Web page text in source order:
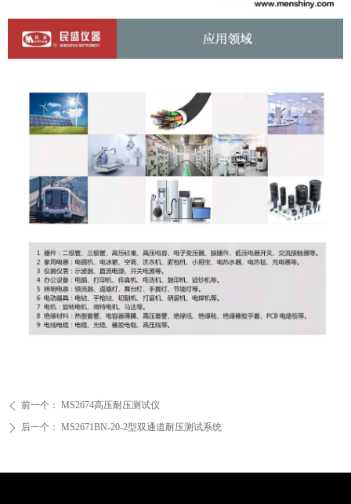
ꄴ 前一个： MS2674高压耐压测试仪
ꄲ 后一个： MS2671BN-20-2型双通道耐压测试系统